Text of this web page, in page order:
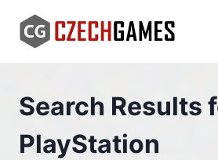
content
Search Results
PlayStation